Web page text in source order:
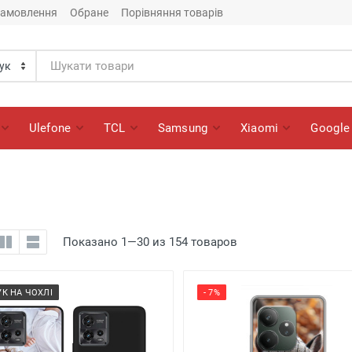
Обране Порівняння товарів
Ulefone TCL Samsung Xiaomi Google
Показано 1—30 из 154 товаров
НА ЧОХЛІ - 7%